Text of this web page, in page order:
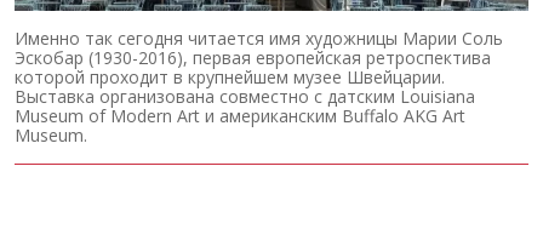
Именно так сегодня читается имя художницы Марии Соль
Эскобар (1930-2016), первая европейская ретроспектива
которой проходит в крупнейшем музее Швейцарии.
Выставка организована совместно с датским Louisiana
Museum of Modern Art и американским Buffalo AKG Art
Museum.